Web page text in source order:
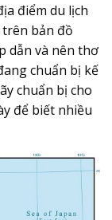
điểm du lịch
bản đồ
dẫn và nên thơ
chuẩn bị kế
chuẩn bị cho
để biết nhiều